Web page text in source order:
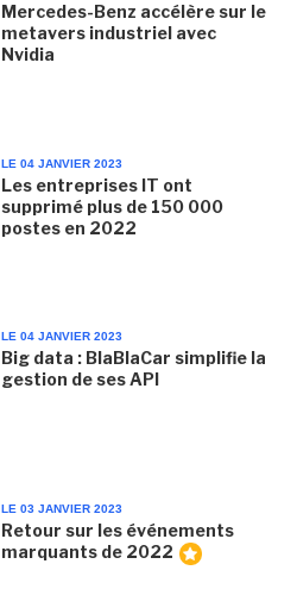
Mercedes-Benz accélère sur le
metavers industriel avec
Nvidia
LE 04 JANVIER 2023
Les entreprises IT ont
supprimé plus de 150 000
postes en 2022
LE 04 JANVIER 2023
Big data : BlaBlaCar simplifie la
gestion de ses API
LE 03 JANVIER 2023
Retour sur les événements
marquants de 2022